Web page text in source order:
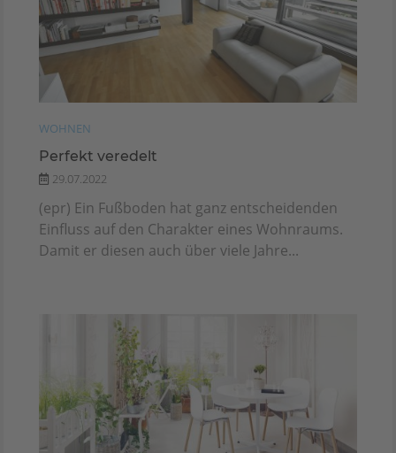
WOHNEN
Perfekt veredelt
29.07.2022
(epr) Ein Fußboden hat ganz entscheidenden
Einfluss auf den Charakter eines Wohnraums.
Damit er diesen auch über viele Jahre...